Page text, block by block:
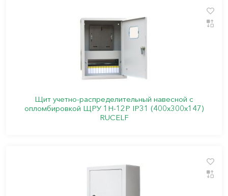
Щит учетно-распределительный навесной с
опломбировкой ЩРУ 1Н-12Р IP31 (400х300х147)
RUCELF